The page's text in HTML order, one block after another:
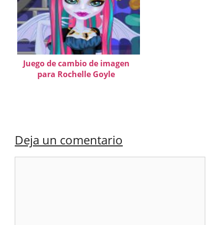
Juego de cambio de imagen
para Rochelle Goyle
Deja un comentario